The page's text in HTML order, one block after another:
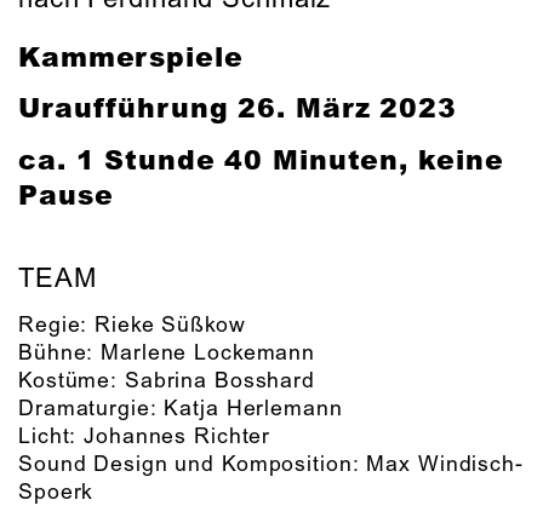
Kammerspiele
Uraufführung 26. März 2023
ca. 1 Stunde 40 Minuten, keine
Pause
TEAM
Regie: Rieke Süßkow
Bühne: Marlene Lockemann
Kostüme: Sabrina Bosshard
Dramaturgie: Katja Herlemann
Licht:Johannes Richter
Sound Design und Komposition: Max Windisch-
Spoerk